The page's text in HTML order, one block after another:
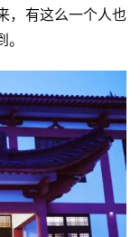
，有这么一个人也